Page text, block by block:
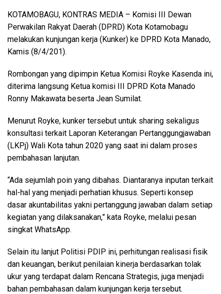
KOTAMOBAGU, KONTRAS MEDIA – Komisi III Dewan
Perwakilan Rakyat Daerah (DPRD) Kota Kotamobagu
melakukan kunjungan kerja (Kunker) ke DPRD Kota Manado,
Kamis (8/4/201).
Rombongan yang dipimpin Ketua Komisi Royke Kasenda ini,
diterima langsung Ketua komisi III DPRD Kota Manado
Ronny Makawata beserta Jean Sumilat.
Menurut Royke, kunker tersebut untuk sharing sekaligus
konsultasi terkait Laporan Keterangan Pertanggungjawaban
(LKPj) Wali Kota tahun 2020 yang saat ini dalam proses
pembahasan lanjutan.
“Ada sejumlah poin yang dibahas. Diantaranya inputan terkait
hal-hal yang menjadi perhatian khusus. Seperti konsep
dasar akuntabilitas yakni pertanggung jawaban dalam setiap
kegiatan yang dilaksanakan,” kata Royke, melalui pesan
singkat WhatsApp.
Selain itu lanjut Politisi PDIP ini, perhitungan realisasi fisik
dan keuangan, berikut penilaian kinerja berdasarkan tolak
ukur yang terdapat dalam Rencana Strategis, juga menjadi
bahan pembahasan dalam kunjungan kerja tersebut.